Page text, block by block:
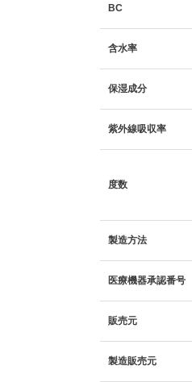
BC
含水率
保湿成分
紫外線吸収率
度数
製造方法
医療機器承認番号
販売元
製造販売元